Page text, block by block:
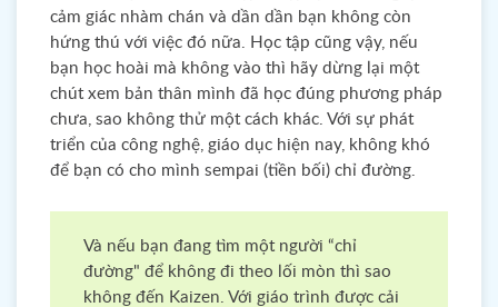
cảm giác nhàm chán và dần dần bạn không còn
hứng thú với việc đó nữa. Học tập cũng vậy, nếu
bạn học hoài mà không vào thì hãy dừng lại một
chút xem bản thân mình đã học đúng phương pháp
chưa, sao không thử một cách khác. Với sự phát
triển của công nghệ, giáo dục hiện nay, không khó
để bạn có cho mình sempai (tiền bối) chỉ đường.
Và nếu bạn đang tìm một người “chỉ
đường" để không đi theo lối mòn thì sao
không đến Kaizen. Với giáo trình được cải